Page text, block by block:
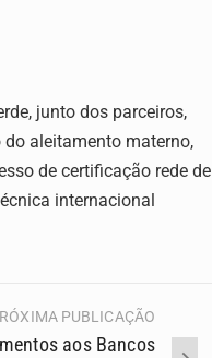
junto dos parceiros,
aleitamento materno,
de certificação rede de
internacional
PUBLICAÇÃO
aos Bancos